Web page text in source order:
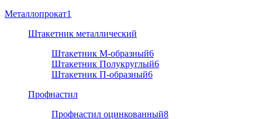
Металлопрокат1
Штакетник металлический
Штакетник М-образный6
Штакетник Полукруглый6
Штакетник П-образный6
Профнастил
Профнастил оцинкованный8